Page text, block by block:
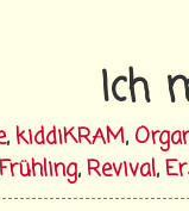
Ich
,kiddiKRAM,
Frühling,Revival,